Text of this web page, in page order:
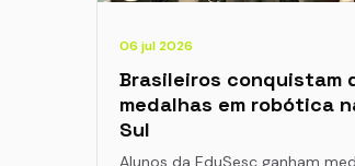
06 jul 2026
Brasileiros conquistam
medalhas em robótica
Sul
Alunos da EduSesc ganham